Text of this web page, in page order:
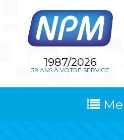
1987/2026
39 ANS À VOTRE SERVICE